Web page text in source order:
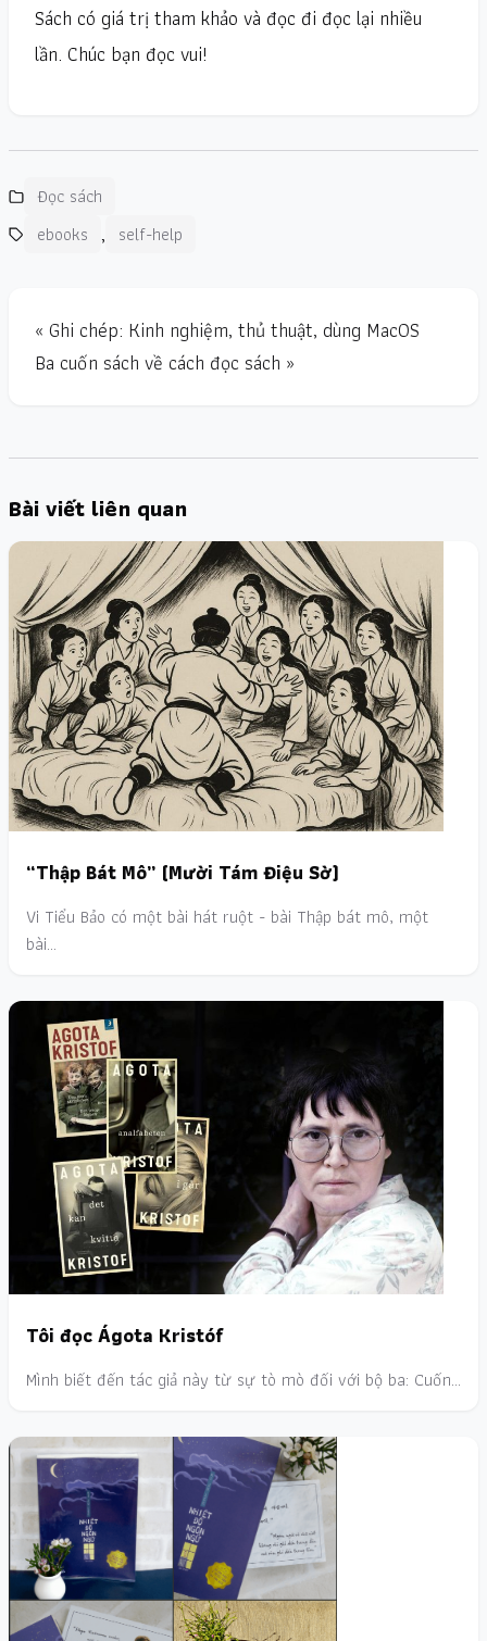
Sách có giá trị tham khảo và đọc đi đọc lại nhiều
lần. Chúc bạn đọc vui!
Đọc sách
ebooks , self-help
« Ghi chép: Kinh nghiệm, thủ thuật, dùng MacOS
Ba cuốn sách về cách đọc sách »
Bài viết liên quan
“Thập Bát Mô” (Mười Tám Điệu Sờ)
Vi Tiểu Bảo có một bài hát ruột - bài Thập bát mô, một
bài…
Tôi đọc Ágota Kristóf
Mình biết đến tác giả này từ sự tò mò đối với bộ ba: Cuốn…